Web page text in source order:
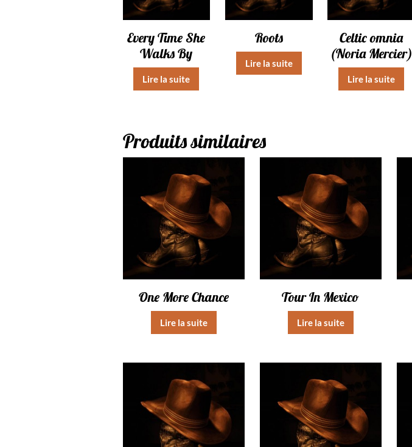
Every Time She
Walks By
Lire la suite
Roots
Lire la suite
Celtic omnia
(Noria Mercier)
Lire la suite
Produits similaires
One More Chance
Lire la suite
Tour In Mexico
Lire la suite